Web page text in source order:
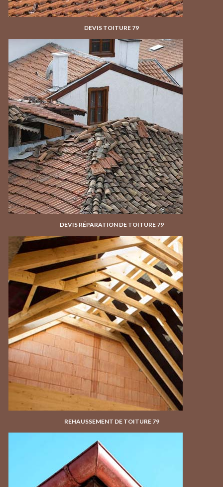
DEVIS TOITURE 79
DEVIS RÉPARATION DE TOITURE 79
REHAUSSEMENT DE TOITURE 79